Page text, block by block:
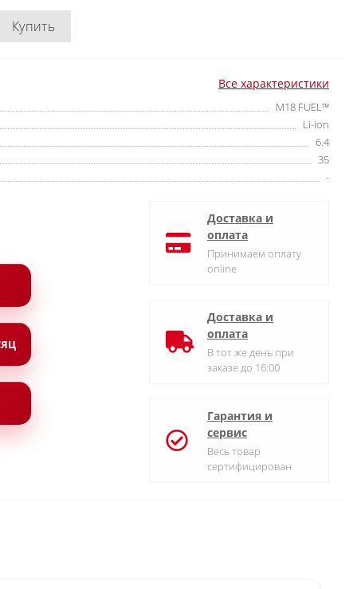
Купить
Все характеристики
M18 FUEL™
Li-ion
6.4
35
-
Доставка и
оплата
Принимаем оплату
online
Доставка и
оплата
В тот же день при
заказе до 16:00
Гарантия и
сервис
Весь товар
сертифицирован